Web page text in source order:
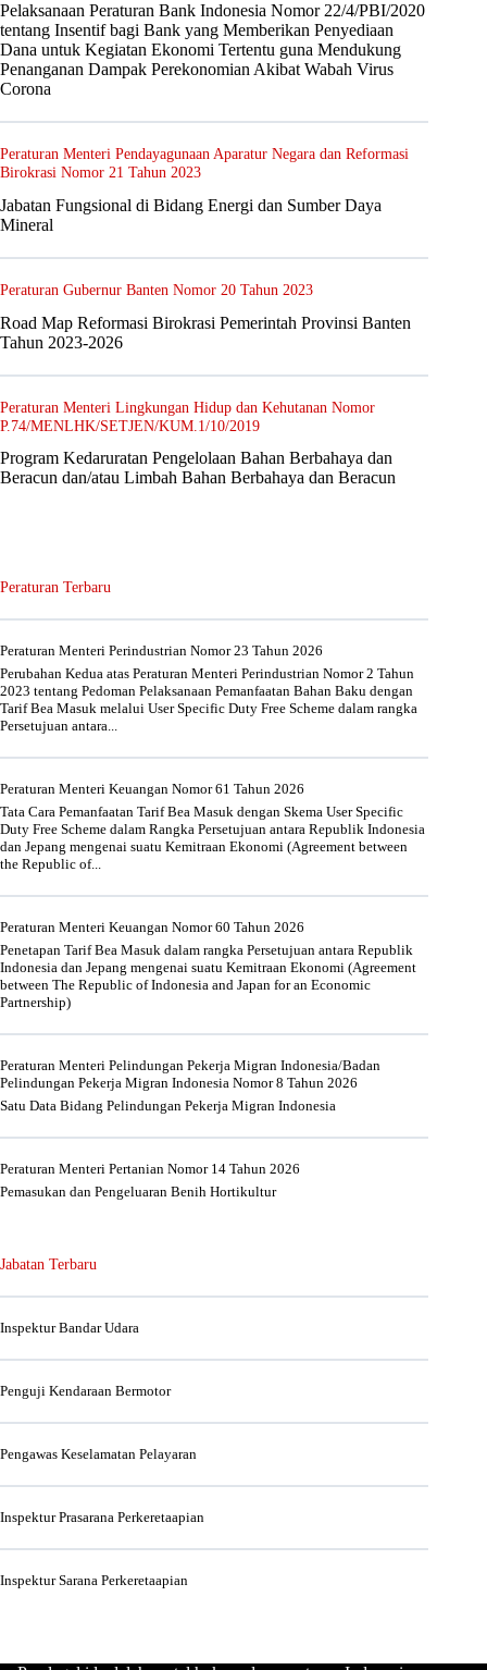
Pelaksanaan Peraturan Bank Indonesia Nomor 22/4/PBI/2020
tentang Insentif bagi Bank yang Memberikan Penyediaan
Dana untuk Kegiatan Ekonomi Tertentu guna Mendukung
Penanganan Dampak Perekonomian Akibat Wabah Virus
Corona
Peraturan Menteri Pendayagunaan Aparatur Negara dan Reformasi
Birokrasi Nomor 21 Tahun 2023
Jabatan Fungsional di Bidang Energi dan Sumber Daya
Mineral
Peraturan Gubernur Banten Nomor 20 Tahun 2023
Road Map Reformasi Birokrasi Pemerintah Provinsi Banten
Tahun 2023-2026
Peraturan Menteri Lingkungan Hidup dan Kehutanan Nomor
P.74/MENLHK/SETJEN/KUM.1/10/2019
Program Kedaruratan Pengelolaan Bahan Berbahaya dan
Beracun dan/atau Limbah Bahan Berbahaya dan Beracun
Peraturan Terbaru
Peraturan Menteri Perindustrian Nomor 23 Tahun 2026
Perubahan Kedua atas Peraturan Menteri Perindustrian Nomor 2 Tahun
2023 tentang Pedoman Pelaksanaan Pemanfaatan Bahan Baku dengan
Tarif Bea Masuk melalui User Specific Duty Free Scheme dalam rangka
Persetujuan antara...
Peraturan Menteri Keuangan Nomor 61 Tahun 2026
Tata Cara Pemanfaatan Tarif Bea Masuk dengan Skema User Specific
Duty Free Scheme dalam Rangka Persetujuan antara Republik Indonesia
dan Jepang mengenai suatu Kemitraan Ekonomi (Agreement between
the Republic of...
Peraturan Menteri Keuangan Nomor 60 Tahun 2026
Penetapan Tarif Bea Masuk dalam rangka Persetujuan antara Republik
Indonesia dan Jepang mengenai suatu Kemitraan Ekonomi (Agreement
between The Republic of Indonesia and Japan for an Economic
Partnership)
Peraturan Menteri Pelindungan Pekerja Migran Indonesia/Badan
Pelindungan Pekerja Migran Indonesia Nomor 8 Tahun 2026
Satu Data Bidang Pelindungan Pekerja Migran Indonesia
Peraturan Menteri Pertanian Nomor 14 Tahun 2026
Pemasukan dan Pengeluaran Benih Hortikultur
Jabatan Terbaru
Inspektur Bandar Udara
Penguji Kendaraan Bermotor
Pengawas Keselamatan Pelayaran
Inspektur Prasarana Perkeretaapian
Inspektur Sarana Perkeretaapian